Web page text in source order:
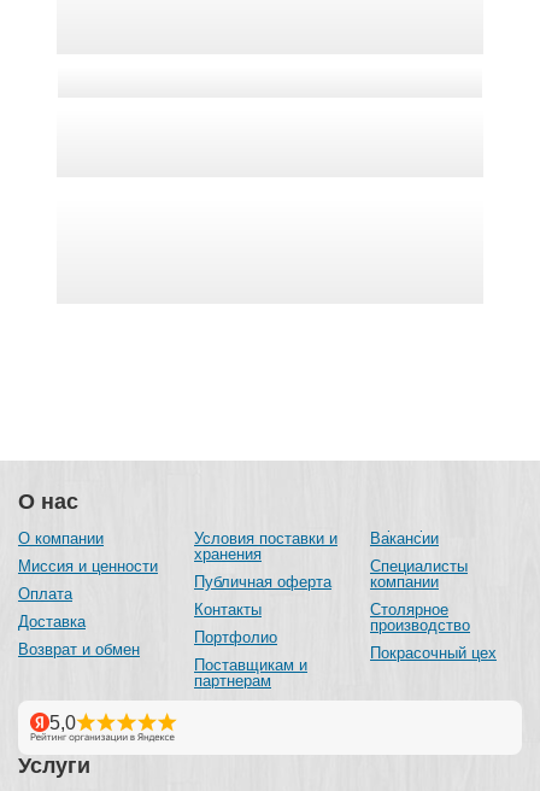
О нас
О компании
Миссия и ценности
Оплата
Доставка
Возврат и обмен
Условия поставки и
хранения
Публичная оферта
Контакты
Портфолио
Поставщикам и
партнерам
Вакансии
Специалисты
компании
Столярное
производство
Покрасочный цех
Услуги